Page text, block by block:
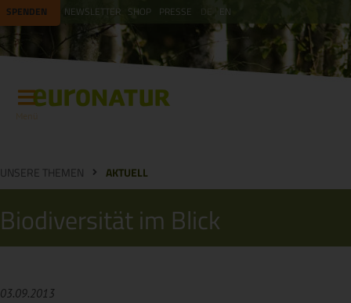
SPENDEN NEWSLETTER SHOP PRESSE EN
UNSERE THEMEN AKTUELL
Biodiversität im Blick
03.09.2013